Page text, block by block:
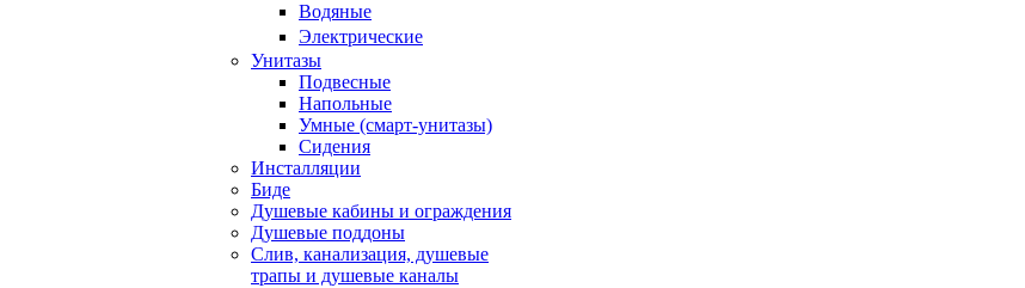
ㅤВодяные
ㅤЭлектрические
Унитазы
Подвесные
Напольные
Умные (смарт-унитазы)
Сидения
Инсталляции
Биде
Душевые кабины и ограждения
Душевые поддоны
Слив, канализация, душевые
трапы и душевые каналы